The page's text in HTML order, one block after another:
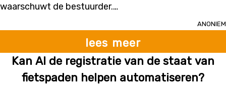
waarschuwt de bestuurder.
- Dmv AI wordt de beste route gesuggereerd om het
gevaarlijke punt te passeren.
- AI herkent plots opduikende hindernissen en kan
anticiperen.
Anoniem
lees meer
Kan AI de registratie van de staat van
fietspaden helpen automatiseren?